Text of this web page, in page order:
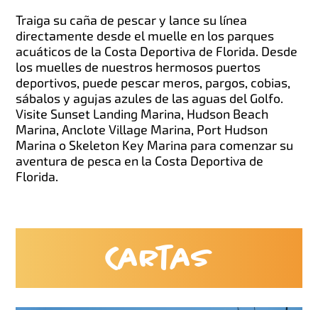
Traiga su caña de pescar y lance su línea
directamente desde el muelle en los parques
acuáticos de la Costa Deportiva de Florida. Desde
los muelles de nuestros hermosos puertos
deportivos, puede pescar meros, pargos, cobias,
sábalos y agujas azules de las aguas del Golfo.
Visite Sunset Landing Marina, Hudson Beach
Marina, Anclote Village Marina, Port Hudson
Marina o Skeleton Key Marina para comenzar su
aventura de pesca en la Costa Deportiva de
Florida.
Cartas